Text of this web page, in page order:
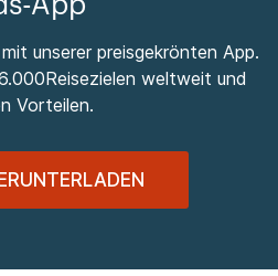
unserer preisgekrönten App.
weltweit und
Vorteilen.